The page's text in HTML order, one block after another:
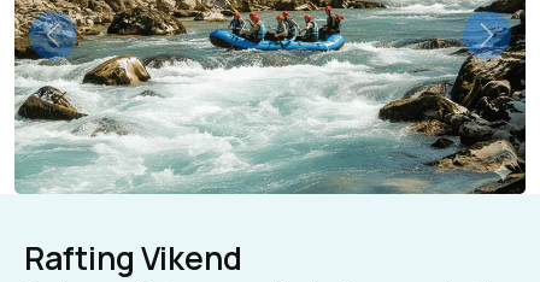
Rafting Vikend